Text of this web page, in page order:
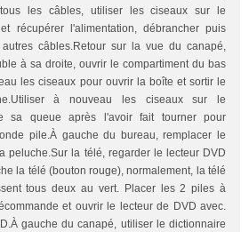
les câbles, utiliser les ciseaux sur le
récupérer l'alimentation, débrancher puis
câbles.Retour sur la vue du canapé,
à sa droite, ouvrir le compartiment du bas
les ciseaux pour ouvrir la boîte et sortir le
à nouveau les ciseaux sur le
sa queue après l'avoir fait tourner pour
pile.À gauche du bureau, remplacer le
peluche.Sur la télé, regarder le lecteur DVD
la télé (bouton rouge), normalement, la télé
tous deux au vert. Placer les 2 piles à
et ouvrir le lecteur de DVD avec.
gauche du canapé, utiliser le dictionnaire